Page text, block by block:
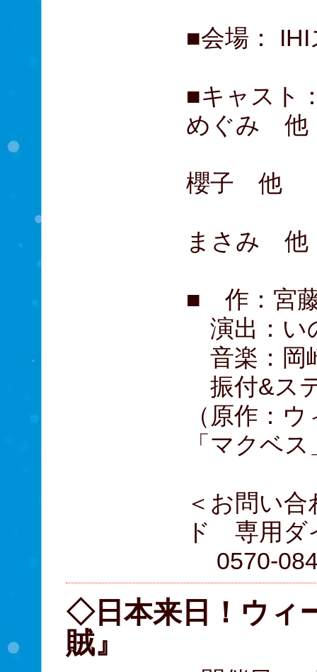
■会場：
■キャスト
めぐみ 他
櫻子 他
まさみ 他
■ 作：宮
演出：い
音楽：岡
振付&ス
（原作：
「マクベ
＜お問い
ド 専用
0570-
◇日本来日！ウィ
賊』